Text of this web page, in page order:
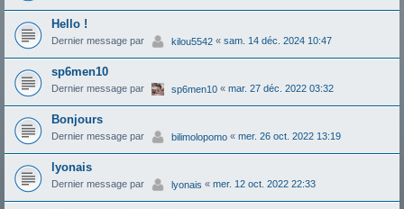
Hello !
Dernier message par kilou5542 « sam. 14 déc. 2024 10:47
sp6men10
Dernier message par sp6men10 « mar. 27 déc. 2022 03:32
Bonjours
Dernier message par bilimolopomo « mer. 26 oct. 2022 13:19
lyonais
Dernier message par lyonais « mer. 12 oct. 2022 22:33